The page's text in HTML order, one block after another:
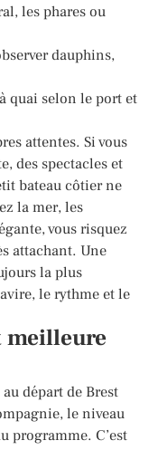
les phares ou
dauphins,
quai selon le port et
attentes. Si vous
des spectacles et
bateau côtier ne
la mer, les
vous risquez
attachant. Une
la plus
le rythme et le
meilleure
départ de Brest
le niveau
programme. C’est